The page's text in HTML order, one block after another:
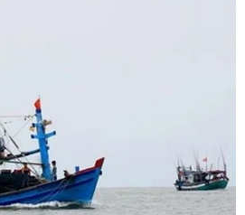
Mỹ Donald Trump đã bác
Dân chủ về hành vi "che
can thiệp bầu cử tổng
đồng thời thúc giục đảng